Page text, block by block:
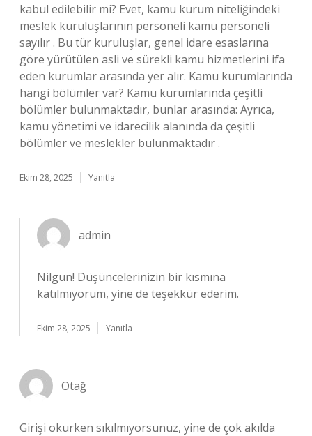
kabul edilebilir mi? Evet, kamu kurum niteliğindeki
meslek kuruluşlarının personeli kamu personeli
sayılır . Bu tür kuruluşlar, genel idare esaslarına
göre yürütülen asli ve sürekli kamu hizmetlerini ifa
eden kurumlar arasında yer alır. Kamu kurumlarında
hangi bölümler var? Kamu kurumlarında çeşitli
bölümler bulunmaktadır, bunlar arasında: Ayrıca,
kamu yönetimi ve idarecilik alanında da çeşitli
bölümler ve meslekler bulunmaktadır .
Ekim 28, 2025 Yanıtla
admin
Nilgün! Düşüncelerinizin bir kısmına
katılmıyorum, yine de teşekkür ederim.
Ekim 28, 2025 Yanıtla
Otağ
Girişi okurken sıkılmıyorsunuz, yine de çok akılda